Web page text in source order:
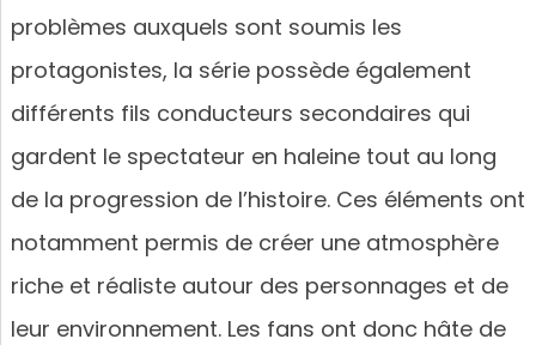
problèmes auxquels sont soumis les
protagonistes, la série possède également
différents fils conducteurs secondaires qui
gardent le spectateur en haleine tout au long
de la progression de l’histoire. Ces éléments ont
notamment permis de créer une atmosphère
riche et réaliste autour des personnages et de
leur environnement. Les fans ont donc hâte de